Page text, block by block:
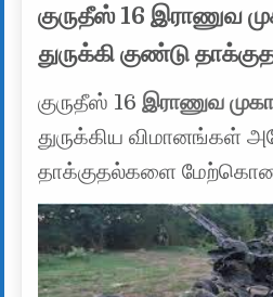
குருதீஸ் 16 இராணுவ
துருக்கி குண்டு
குருதீஸ் 16 இராணுவ
துருக்கிய விமானங்கள்
தாக்குதல்களை